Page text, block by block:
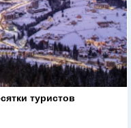
туристов